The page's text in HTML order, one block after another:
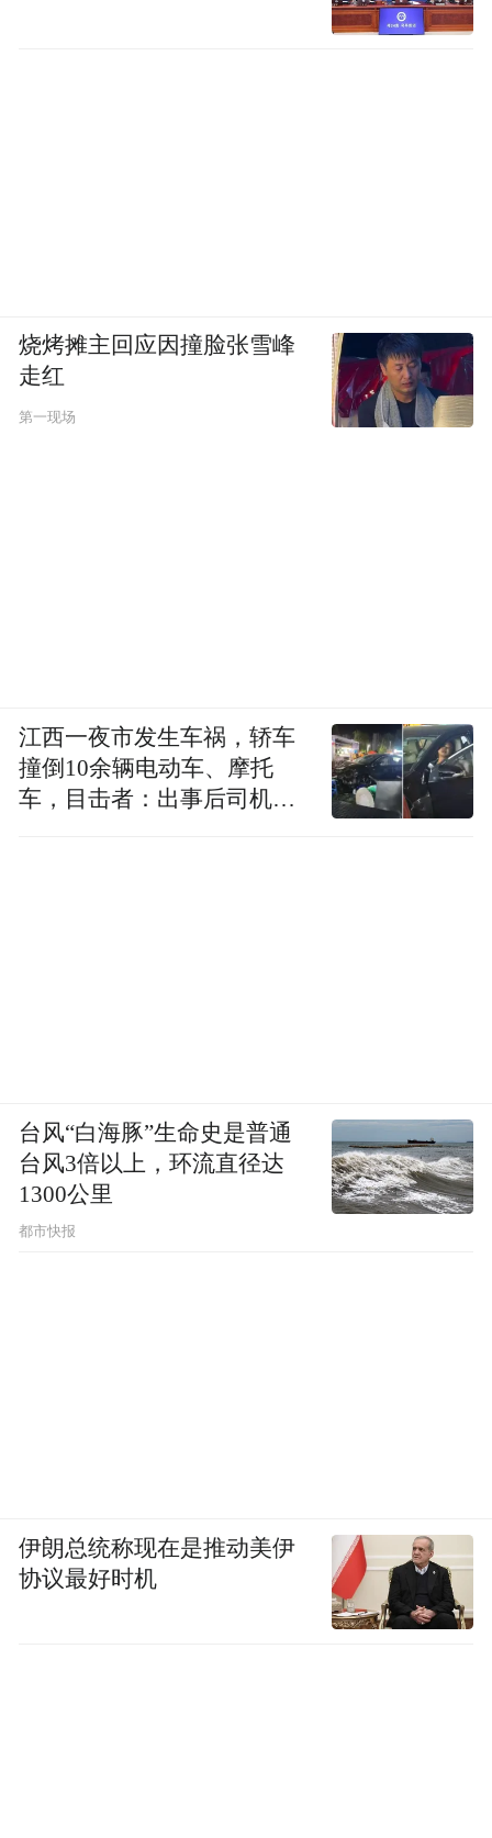
烧烤摊主回应因撞脸张雪峰
走红
第一现场
江西一夜市发生车祸，轿车
撞倒10余辆电动车、摩托
车，目击者：出事后司机一
台风“白海豚”生命史是普通
台风3倍以上，环流直径达
1300公里
都市快报
伊朗总统称现在是推动美伊
协议最好时机